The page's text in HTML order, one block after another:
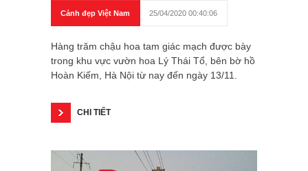
Cảnh đẹp Việt Nam 25/04/2020 00:40:06
Hàng trăm chậu hoa tam giác mạch được bày
trong khu vực vườn hoa Lý Thái Tổ, bên bờ hồ
Hoàn Kiếm, Hà Nội từ nay đến ngày 13/11.
CHI TIẾT